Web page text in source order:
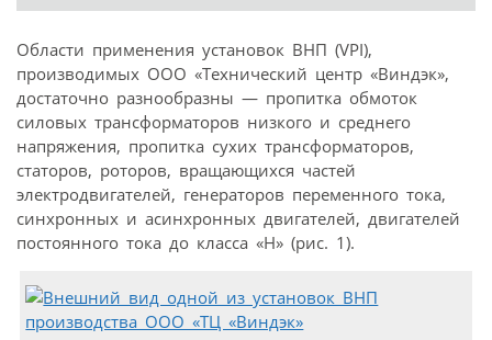
Области применения установок ВНП (VPI),
производимых ООО «Технический центр «Виндэк»,
достаточно разнообразны — пропитка обмоток
силовых трансформаторов низкого и среднего
напряжения, пропитка сухих трансформаторов,
статоров, роторов, вращающихся частей
электродвигателей, генераторов переменного тока,
синхронных и асинхронных двигателей, двигателей
постоянного тока до класса «H» (рис. 1).